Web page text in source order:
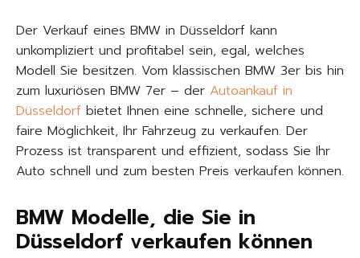
Der Verkauf eines BMW in Düsseldorf kann
unkompliziert und profitabel sein, egal, welches
Modell Sie besitzen. Vom klassischen BMW 3er bis hin
zum luxuriösen BMW 7er – der Autoankauf in
Düsseldorf bietet Ihnen eine schnelle, sichere und
faire Möglichkeit, Ihr Fahrzeug zu verkaufen. Der
Prozess ist transparent und effizient, sodass Sie Ihr
Auto schnell und zum besten Preis verkaufen können.
BMW Modelle, die Sie in
Düsseldorf verkaufen können